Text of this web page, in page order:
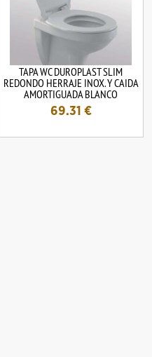
TAPA WC DUROPLAST SLIM
REDONDO HERRAJE INOX. Y CAIDA
AMORTIGUADA BLANCO
69.31 €